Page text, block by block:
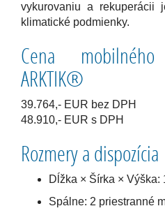
vykurovaniu a rekuperácii
klimatické podmienky.
Cena
ARKTIK®
39.764,- EUR bez DPH
48.910,- EUR s DPH
Rozmery a dispozícia
Dĺžka × Šírka × Výška:
Spálne: 2 priestranné